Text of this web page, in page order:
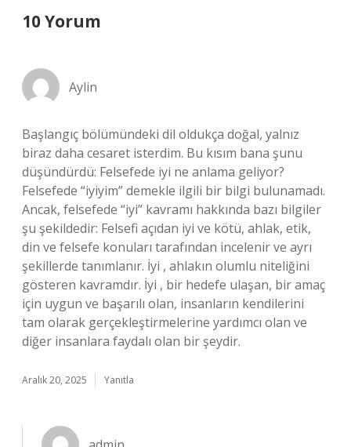
10 Yorum
Aylin
Başlangıç bölümündeki dil oldukça doğal, yalnız
biraz daha cesaret isterdim. Bu kısım bana şunu
düşündürdü: Felsefede iyi ne anlama geliyor?
Felsefede “iyiyim” demekle ilgili bir bilgi bulunamadı.
Ancak, felsefede “iyi” kavramı hakkında bazı bilgiler
şu şekildedir: Felsefi açıdan iyi ve kötü, ahlak, etik,
din ve felsefe konuları tarafından incelenir ve ayrı
şekillerde tanımlanır. İyi , ahlakın olumlu niteliğini
gösteren kavramdır. İyi , bir hedefe ulaşan, bir amaç
için uygun ve başarılı olan, insanların kendilerini
tam olarak gerçekleştirmelerine yardımcı olan ve
diğer insanlara faydalı olan bir şeydir.
Aralık 20, 2025 Yanıtla